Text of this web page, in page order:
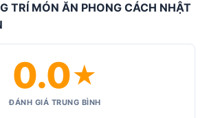
TRÍ MÓN ĂN PHONG CÁCH NHẬT
0.0★
ĐÁNH GIÁ TRUNG BÌNH